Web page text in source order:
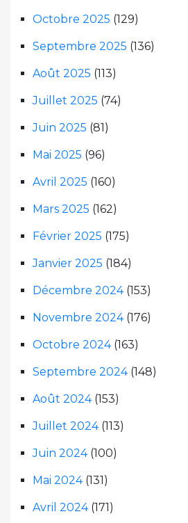
Octobre 2025 (129)
Septembre 2025 (136)
Août 2025 (113)
Juillet 2025 (74)
Juin 2025 (81)
Mai 2025 (96)
Avril 2025 (160)
Mars 2025 (162)
Février 2025 (175)
Janvier 2025 (184)
Décembre 2024(153)
Novembre 2024(176)
Octobre 2024(163)
Septembre 2024(148)
Août 2024(153)
Juillet 2024(113)
Juin 2024(100)
Mai 2024(131)
Avril 2024(171)